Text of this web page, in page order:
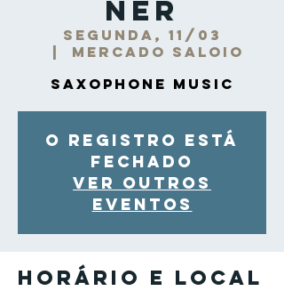
ner
segunda, 11/03
Mercado Saloio
Saxophone Music
O registro está
fechado
Ver outros
eventos
Horário e local